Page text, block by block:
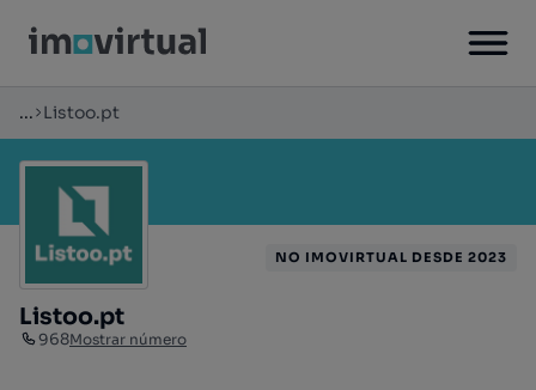
... Listoo.pt
Listoo.pt
968Mostrar número
NO IMOVIRTUAL DESDE 2023